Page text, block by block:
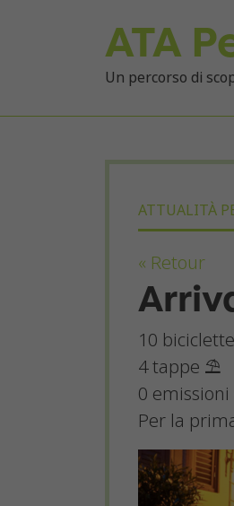
ATA
Un percorso di
ATTUALITÀ
« Retour
10 biciclette
4 tappe ⛱
0 emissioni
Per la